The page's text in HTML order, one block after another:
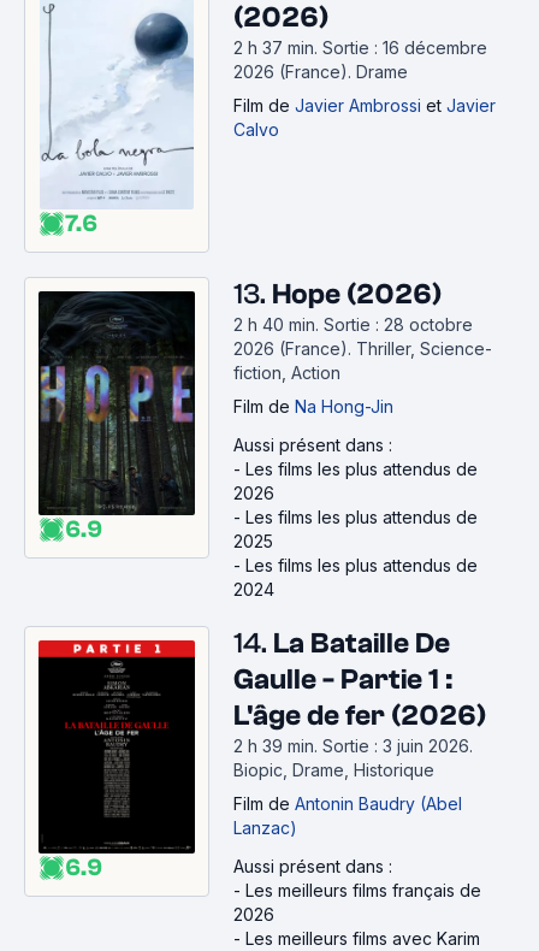
7.6
(2026)
2 h 37 min. Sortie : 16 décembre
2026 (France). Drame
Film de Javier Ambrossi et Javier
Calvo
6.9
13. Hope (2026)
2 h 40 min. Sortie : 28 octobre
2026 (France). Thriller, Science-
fiction, Action
Film de Na Hong-Jin
Aussi présent dans :
- Les films les plus attendus de
2026
- Les films les plus attendus de
2025
- Les films les plus attendus de
2024
6.9
14. La Bataille De
Gaulle - Partie 1 :
L'âge de fer (2026)
2 h 39 min. Sortie : 3 juin 2026.
Biopic, Drame, Historique
Film de Antonin Baudry (Abel
Lanzac)
Aussi présent dans :
- Les meilleurs films français de
2026
- Les meilleurs films avec Karim